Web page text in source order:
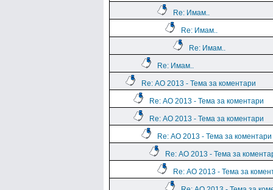
Re: Имам..
Re: Имам..
Re: Имам..
Re: Имам..
Re: АО 2013 - Тема за коментари
Re: АО 2013 - Тема за коментари
Re: АО 2013 - Тема за коментари
Re: АО 2013 - Тема за коментари
Re: АО 2013 - Тема за
Re: АО 2013 - Тема за